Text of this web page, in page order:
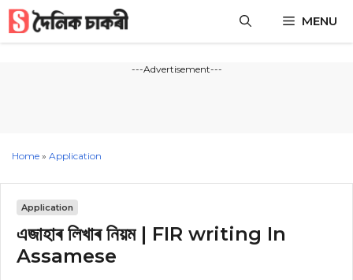
Skip
content
MENU
---Advertisement---
Home » Application
Application
এজাহাৰ লিখাৰ নিয়ম | FIR writing In
Assamese